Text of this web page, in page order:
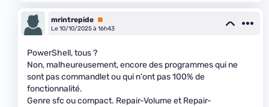
mrintrepide Premium
Le 10/10/2025 à 16h43
PowerShell, tous ?
Non, malheureusement, encore des programmes qui ne
sont pas commandlet ou qui n'ont pas 100% de
fonctionnalité.
Genre sfc ou compact. Repair-Volume et Repair-